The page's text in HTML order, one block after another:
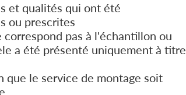
et qualités qui ont été
ou prescrites
pas à l'échantillon ou
a été présenté uniquement à titre
que le service de montage soit